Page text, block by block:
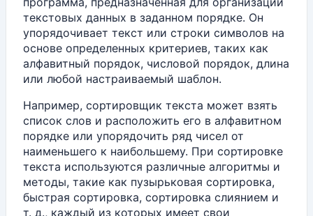
текстовых данных в заданном порядке. Он
упорядочивает текст или строки символов на
основе определенных критериев, таких как
алфавитный порядок, числовой порядок, длина
или любой настраиваемый шаблон.
Например, сортировщик текста может взять
список слов и расположить его в алфавитном
порядке или упорядочить ряд чисел от
наименьшего к наибольшему. При сортировке
текста используются различные алгоритмы и
методы, такие как пузырьковая сортировка,
быстрая сортировка, сортировка слиянием и
т. д., каждый из которых имеет свои